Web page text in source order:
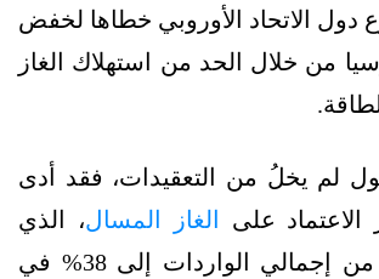
دول الاتحاد الأوروبي خطاها لخفض
من خلال الحد من استهلاك الغاز
لم يخلُ من التعقيدات، فقد أدى
على
الغاز المسال، الذي
ارتفعت حصته من إجمالي الواردات إلى 38% في